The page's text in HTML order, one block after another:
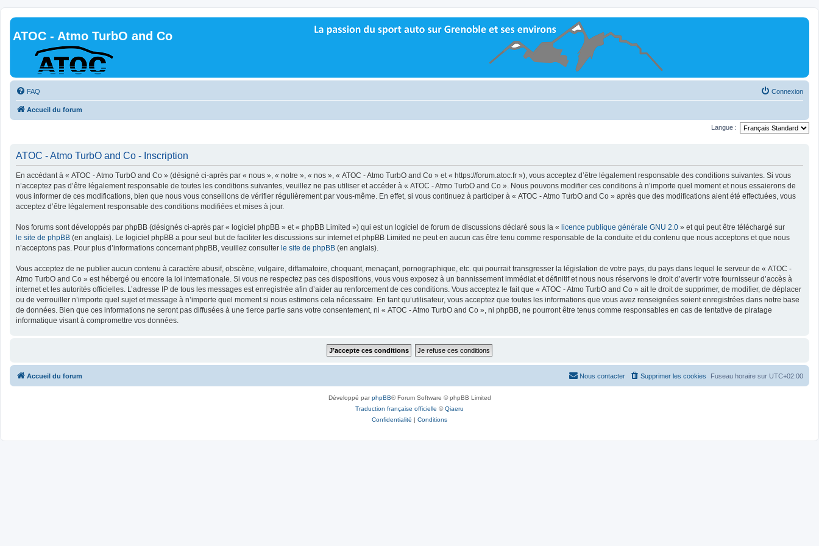
ATOC - Atmo TurbO and Co
FAQ Connexion
Accueil du forum
Langue :
ATOC - Atmo TurbO and Co - Inscription
En accédant à « ATOC - Atmo TurbO and Co » (désigné ci-après par « nous », « notre », « nos », « ATOC - Atmo TurbO and Co » et « https://forum.atoc.fr »), vous acceptez d’être légalement responsable des conditions suivantes. Si vous
n’acceptez pas d’être légalement responsable de toutes les conditions suivantes, veuillez ne pas utiliser et accéder à « ATOC - Atmo TurbO and Co ». Nous pouvons modifier ces conditions à n’importe quel moment et nous essaierons de
vous informer de ces modifications, bien que nous vous conseillons de vérifier régulièrement par vous-même. En effet, si vous continuez à participer à « ATOC - Atmo TurbO and Co » après que des modifications aient été effectuées, vous
acceptez d’être légalement responsable des conditions modifiées et mises à jour.
Nos forums sont développés par phpBB (désignés ci-après par « logiciel phpBB » et « phpBB Limited ») qui est un logiciel de forum de discussions déclaré sous la « licence publique générale GNU 2.0 » et qui peut être téléchargé sur
le site de phpBB (en anglais). Le logiciel phpBB a pour seul but de faciliter les discussions sur internet et phpBB Limited ne peut en aucun cas être tenu comme responsable de la conduite et du contenu que nous acceptons et que nous
n’acceptons pas. Pour plus d’informations concernant phpBB, veuillez consulter le site de phpBB (en anglais).
Vous acceptez de ne publier aucun contenu à caractère abusif, obscène, vulgaire, diffamatoire, choquant, menaçant, pornographique, etc. qui pourrait transgresser la législation de votre pays, du pays dans lequel le serveur de « ATOC -
Atmo TurbO and Co » est hébergé ou encore la loi internationale. Si vous ne respectez pas ces dispositions, vous vous exposez à un bannissement immédiat et définitif et nous nous réservons le droit d’avertir votre fournisseur d’accès à
internet et les autorités officielles. L’adresse IP de tous les messages est enregistrée afin d’aider au renforcement de ces conditions. Vous acceptez le fait que « ATOC - Atmo TurbO and Co » ait le droit de supprimer, de modifier, de déplacer
ou de verrouiller n’importe quel sujet et message à n’importe quel moment si nous estimons cela nécessaire. En tant qu’utilisateur, vous acceptez que toutes les informations que vous avez renseignées soient enregistrées dans notre base
de données. Bien que ces informations ne seront pas diffusées à une tierce partie sans votre consentement, ni « ATOC - Atmo TurbO and Co », ni phpBB, ne pourront être tenus comme responsables en cas de tentative de piratage
informatique visant à compromettre vos données.
Accueil du forum Fuseau horaire sur UTC+02:00
Supprimer les cookies
Nous contacter
Développé parphpBB® Forum Software © phpBB Limited
Traduction française officielle ©Qiaeru
Confidentialité | Conditions